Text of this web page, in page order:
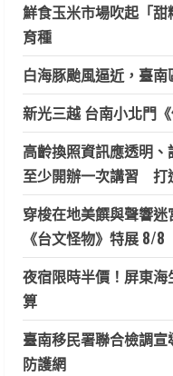
鮮食玉米市場吹起「
育種
白海豚颱風逼近，臺
新光三越 台南小北門
高齡換照資訊應透明
至少開辦一次講習 打
穿梭在地美饌與聲響迷
《台文怪物》特展 8/8
夜宿限時半價！屏東
算
臺南移民署聯合檢調
防護網